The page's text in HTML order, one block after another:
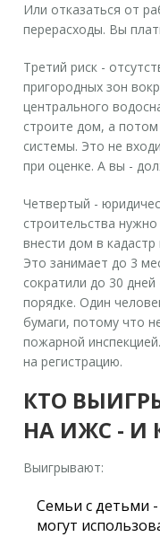
Или отказаться от
перерасходы. Вы
Третий риск -
пригородных зон
центрального
строите дом, а
системы. Это не
при оценке. А вы -
Четвертый -
строительства
внести дом в
Это занимает до 3
сократили до 30
порядке. Один
бумаги, потому что
пожарной
на регистрацию.
КТО
НА ИЖС - И
Выигрывают:
Семьи с детьми
могут